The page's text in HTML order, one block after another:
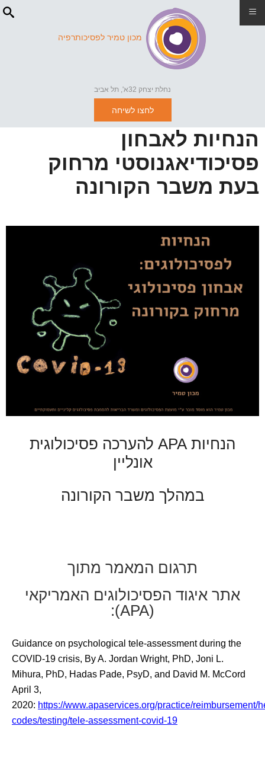
מכון טמיר לפסיכותרפיה
נחלת יצחק 32א', תל אביב
לחצו לשיחה
הנחיות לאבחון
פסיכודיאגנוסטי מרחוק
בעת משבר הקורונה
הנחיות APA להערכה פסיכולוגית
אונליין
במהלך משבר הקורונה
תרגום המאמר מתוך
אתר איגוד הפסיכולוגים האמריקאי
(APA):
Guidance on psychological tele-assessment during the
COVID-19 crisis, By A. Jordan Wright, PhD, Joni L.
Mihura, PhD, Hadas Pade, PsyD, and David M. McCord
April 3,
2020: https://www.apaservices.org/practice/reimbursement/
codes/testing/tele-assessment-covid-19
≡